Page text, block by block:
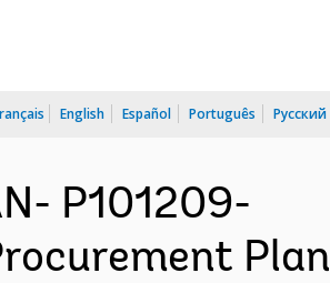
English Español Português Русский
P101209-
Plan